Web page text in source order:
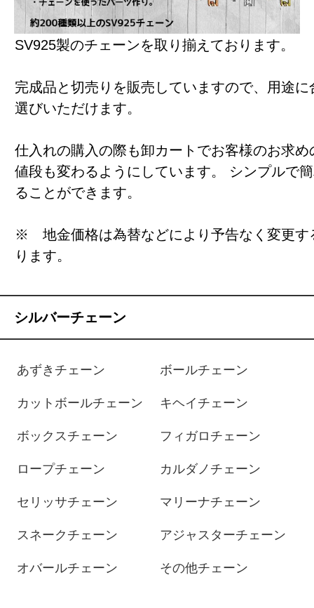
SV925製のチェーンを取り揃えております。
完成品と切売りを販売していますので、用途に
選びいただけます。
仕入れの購入の際も卸カートでお客様のお求め
値段も変わるようにしています。 シンプルで
ることができます。
※ 地金価格は為替などにより予告なく変更す
ります。
シルバーチェーン
あずきチェーン ボールチェーン
カットボールチェーン キヘイチェーン
ボックスチェーン フィガロチェーン
ロープチェーン カルダノチェーン
セリッサチェーン マリーナチェーン
スネークチェーン アジャスターチェーン
オバールチェーン その他チェーン